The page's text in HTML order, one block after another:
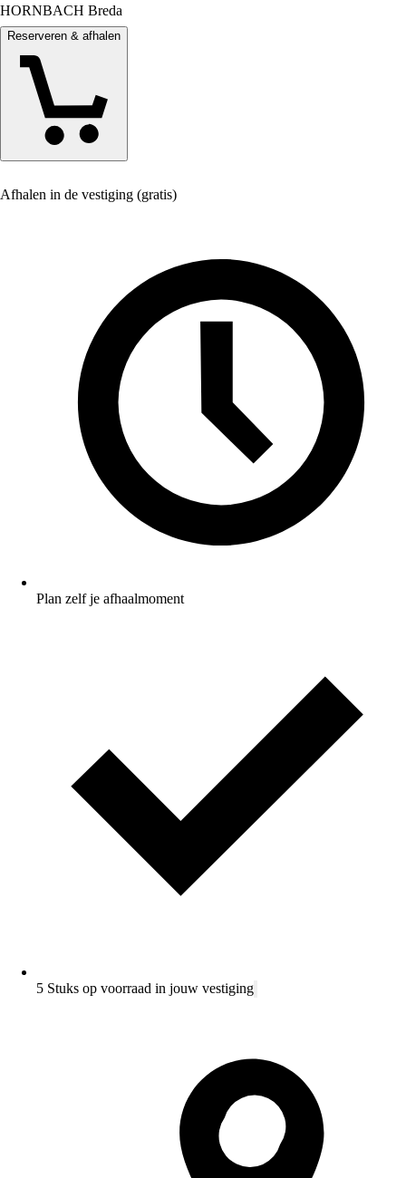
HORNBACH Breda
Reserveren & afhalen
Afhalen in de vestiging (gratis)
Plan zelf je afhaalmoment
5 Stuks op voorraad in jouw vestiging